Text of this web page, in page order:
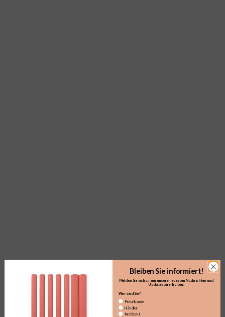
Bleiben Sie informiert!
Melden Sie sich an, um unsere neuesten Nachrichten und
Updates zu erhalten.​
Wer sind Sie?
Privatkunde
Händler
Architekt